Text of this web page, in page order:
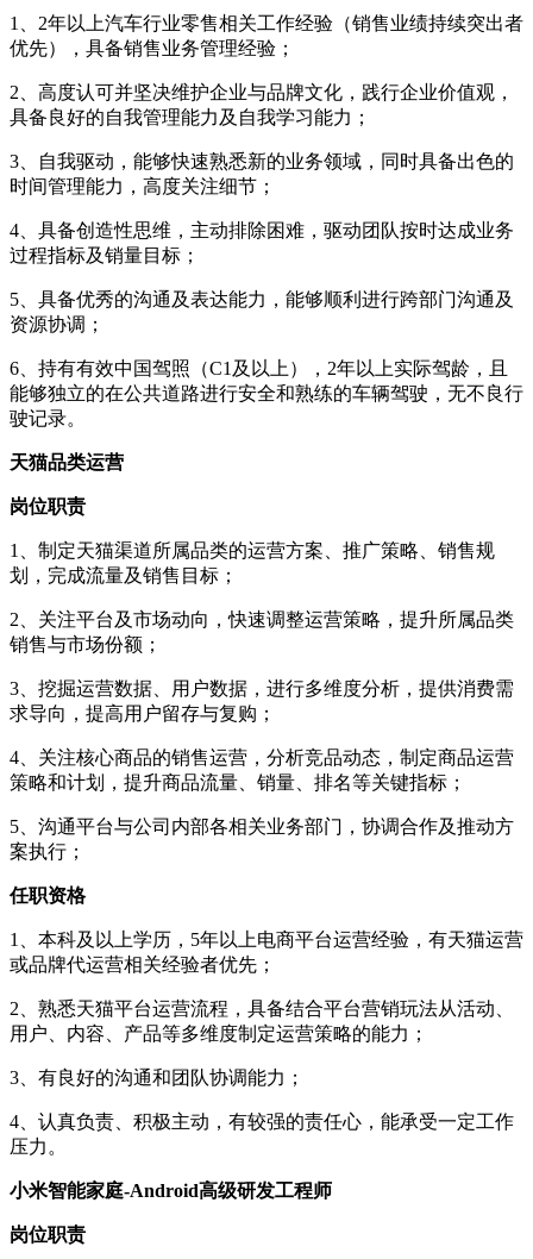
1、2年以上汽车行业零售相关工作经验（销售业绩持续突出者
优先），具备销售业务管理经验；
2、高度认可并坚决维护企业与品牌文化，践行企业价值观，
具备良好的自我管理能力及自我学习能力；
3、自我驱动，能够快速熟悉新的业务领域，同时具备出色的
时间管理能力，高度关注细节；
4、具备创造性思维，主动排除困难，驱动团队按时达成业务
过程指标及销量目标；
5、具备优秀的沟通及表达能力，能够顺利进行跨部门沟通及
资源协调；
6、持有有效中国驾照（C1及以上），2年以上实际驾龄，且
能够独立的在公共道路进行安全和熟练的车辆驾驶，无不良行
驶记录。
天猫品类运营
岗位职责
1、制定天猫渠道所属品类的运营方案、推广策略、销售规
划，完成流量及销售目标；
2、关注平台及市场动向，快速调整运营策略，提升所属品类
销售与市场份额；
3、挖掘运营数据、用户数据，进行多维度分析，提供消费需
求导向，提高用户留存与复购；
4、关注核心商品的销售运营，分析竞品动态，制定商品运营
策略和计划，提升商品流量、销量、排名等关键指标；
5、沟通平台与公司内部各相关业务部门，协调合作及推动方
案执行；
任职资格
1、本科及以上学历，5年以上电商平台运营经验，有天猫运营
或品牌代运营相关经验者优先；
2、熟悉天猫平台运营流程，具备结合平台营销玩法从活动、
用户、内容、产品等多维度制定运营策略的能力；
3、有良好的沟通和团队协调能力；
4、认真负责、积极主动，有较强的责任心，能承受一定工作
压力。
小米智能家庭-Android高级研发工程师
岗位职责